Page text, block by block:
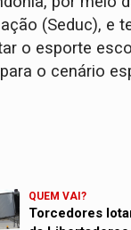
(Seduc), e
o esporte
o cenário
QUEM VAI?
Torcedores